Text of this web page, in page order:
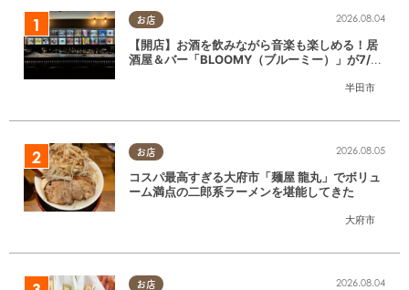
お店
半田市
2026.08.04
【開店】お酒を飲みながら音楽も楽しめる！居
酒屋＆バー「BLOOMY（ブルーミー）」が7/3
お店
大府市
2026.08.05
コスパ最高すぎる大府市「麺屋 龍丸」でボリュ
ーム満点の二郎系ラーメンを堪能してきた
お店 2026.08.04